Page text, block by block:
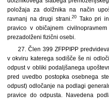
položaja za dolžnika na način
ravnanj na drugi strani. 20Tako pri
pravico v običajnem
prezadolženi fizični osebi.
27. Člen 399 ZFPPIPP
v okviru katerega sodišče še ni
odpust v obliki podaljšanega
pred uvedbo postopka osebnega
odpust) odločanje na podlagi
pravice do odpusta. Navedena